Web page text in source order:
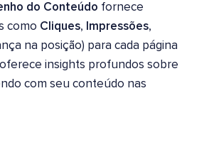
do Conteúdo fornece
como Cliques, Impressões,
na posição) para cada página
insights profundos sobre
com seu conteúdo nas